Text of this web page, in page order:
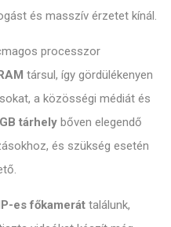
és masszív érzetet kínál.
processzor
társul, így gördülékenyen
a közösségi médiát és
tárhely bőven elegendő
és szükség esetén
es főkamerát találunk,